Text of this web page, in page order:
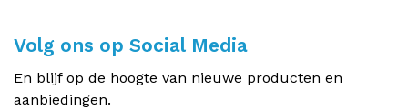
Volg ons op Social Media
En blijf op de hoogte van nieuwe producten en
aanbiedingen.